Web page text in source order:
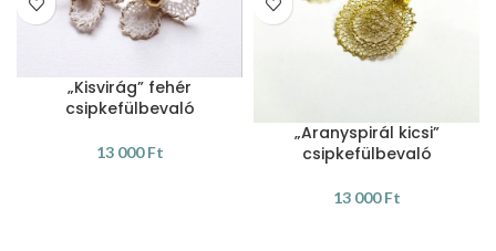
„Kisvirág” fehér
csipkefülbevaló
13 000Ft
„Aranyspirál kicsi”
csipkefülbevaló
13 000Ft